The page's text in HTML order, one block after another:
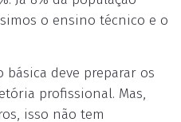
o ensino técnico e o
deve preparar os
profissional. Mas,
isso não tem